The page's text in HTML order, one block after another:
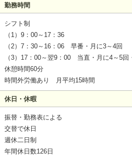
勤務時間
シフト制
（1）9：00～17：36
（2）7：30～16：06 早番・月に3～4回
（3）17：00～翌9：00 当直・月に4～5回
休憩時間60分
時間外労働あり 月平均15時間
休日・休暇
振替・勤務表による
交替で休日
週休二日制
年間休日数126日